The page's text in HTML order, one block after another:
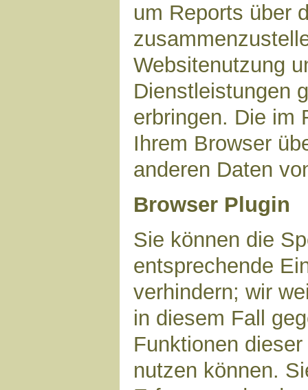
um Reports über
Websitenutzung
Dienstleistungen
erbringen. Die im
Ihrem Browser
anderen Daten
Browser Plugin
Sie können die
entsprechende
verhindern; wir
in diesem Fall
Funktionen
nutzen können.